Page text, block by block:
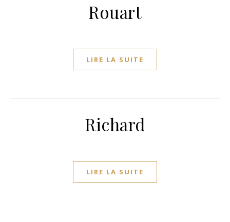
Rouart
LIRE LA SUITE
Richard
LIRE LA SUITE